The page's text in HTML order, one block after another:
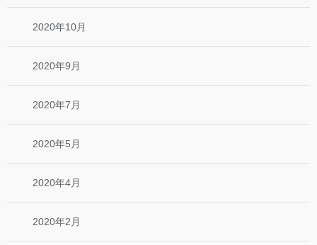
2020年10月
2020年9月
2020年7月
2020年5月
2020年4月
2020年2月